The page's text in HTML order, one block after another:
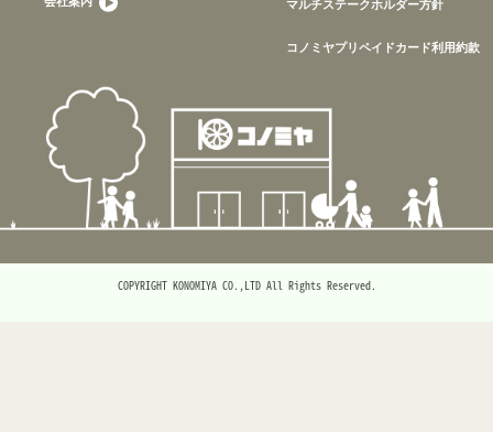
マルチステークホルダー方針
コノミヤプリペイドカード利用約款
COPYRIGHT KONOMIYA CO.,LTD All Rights Reserved.